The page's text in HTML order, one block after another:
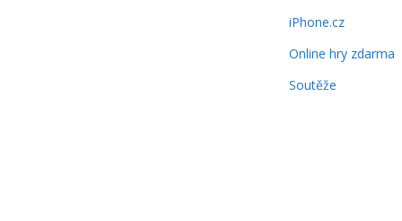
iPhone.cz
Online hry zdarma
Soutěže